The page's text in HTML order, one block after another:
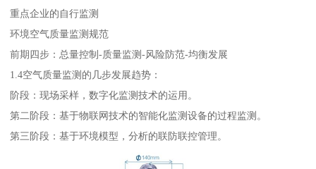
重点企业的自行监测
环境空气质量监测规范
前期四步：总量控制-质量监测-风险防范-均衡发展
1.4空气质量监测的几步发展趋势：
阶段：现场采样，数字化监测技术的运用。
第二阶段：基于物联网技术的智能化监测设备的过程监测。
第三阶段：基于环境模型，分析的联防联控管理。